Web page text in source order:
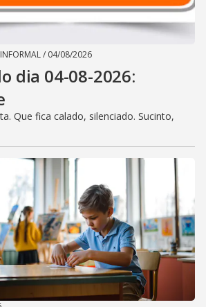
/ 04/08/2026
dia 04-08-2026:
Que fica calado, silenciado. Sucinto,